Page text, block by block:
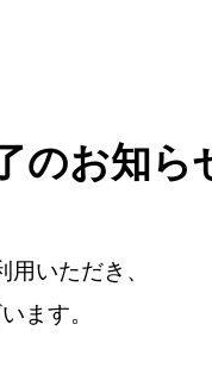
のお知ら
いただき、
ます。